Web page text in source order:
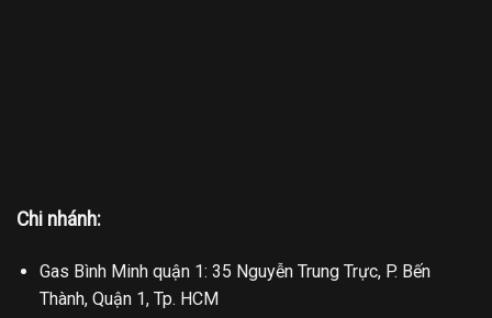
Chi nhánh:
Gas Bình Minh quận 1: 35 Nguyễn Trung Trực, P. Bến
Thành, Quận 1, Tp. HCM